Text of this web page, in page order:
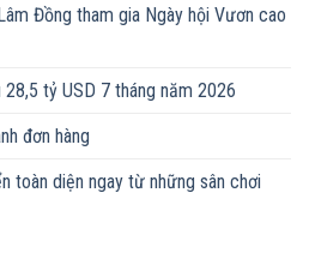
Đồng tham gia Ngày hội Vươn cao
tỷ USD 7 tháng năm 2026
đơn hàng
toàn diện ngay từ những sân chơi